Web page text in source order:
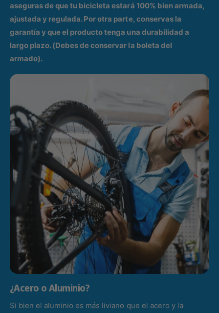
aseguras de que tu bicicleta estará 100% bien armada,
ajustada y regulada. Por otra parte, conservas la
garantía y que el producto tenga una durabilidad a
largo plazo. (Debes de conservar la boleta del
armado).
¿Acero o Aluminio?
Si bien el aluminio es más liviano que el acero y la